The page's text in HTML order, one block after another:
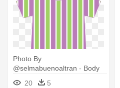
Photo By
@selmabuenoaltran - Body
De Bebe Para Baby Shower
20 5